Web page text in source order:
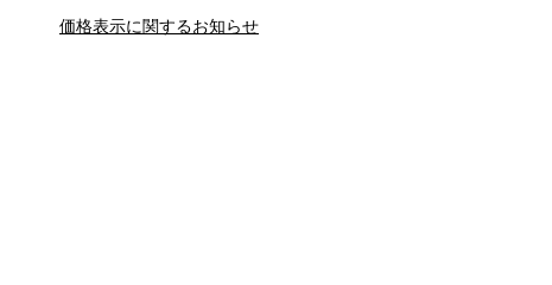
夫との関係
新津春子 どか食い
価格表示に関するお知らせ